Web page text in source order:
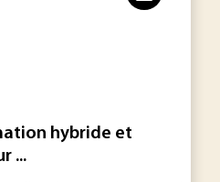
hybride et
...